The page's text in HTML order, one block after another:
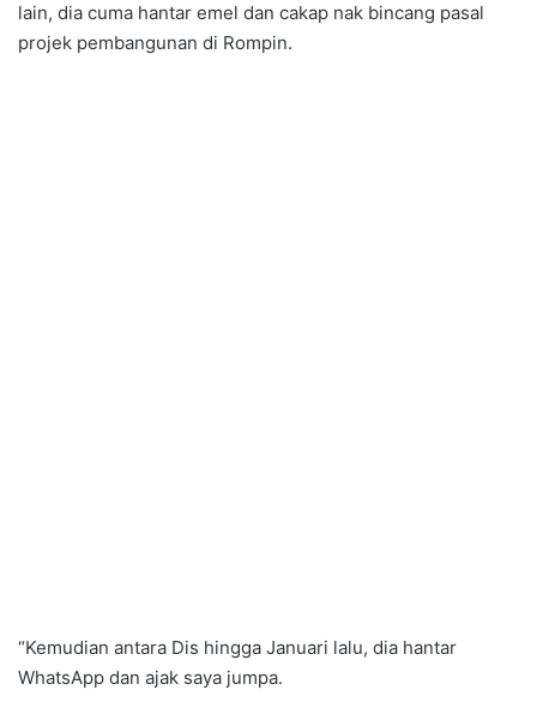
lain, dia cuma hantar emel dan cakap nak bincang pasal
projek pembangunan di Rompin.
“Kemudian antara Dis hingga Januari lalu, dia hantar
WhatsApp dan ajak saya jumpa.